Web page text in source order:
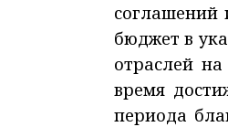
соглашений
бюджет в
отраслей
время
периода